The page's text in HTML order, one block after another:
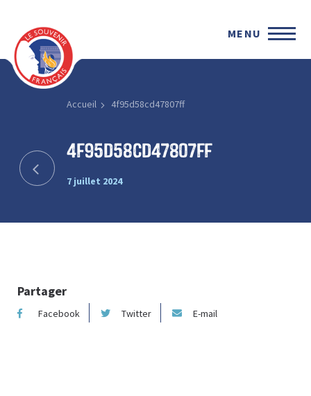
MENU
Accueil 4f95d58cd47807ff
4f95d58cd47807ff
7 juillet 2024
Partager
Facebook Twitter E-mail